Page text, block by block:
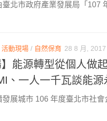
臺北市政府產業發展局「107
活動現場 / 自然保育 28 8 月, 2017
】能源轉型從個人做
、一人一千瓦談能源
展城市 106 年度臺北市社